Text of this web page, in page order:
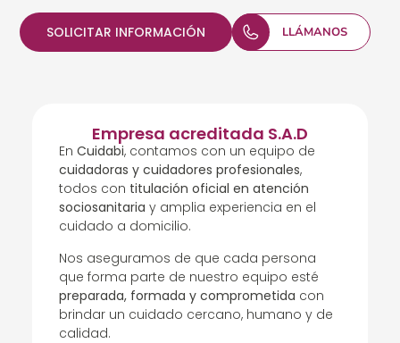
SOLICITAR INFORMACIÓN LLÁMANOS
Empresa acreditada S.A.D
En Cuidabi, contamos con un equipo de
cuidadoras y cuidadores profesionales,
todos con titulación oficial en atención
sociosanitaria y amplia experiencia en el
cuidado a domicilio.
Nos aseguramos de que cada persona
que forma parte de nuestro equipo esté
preparada, formada y comprometida con
brindar un cuidado cercano, humano y de
calidad.